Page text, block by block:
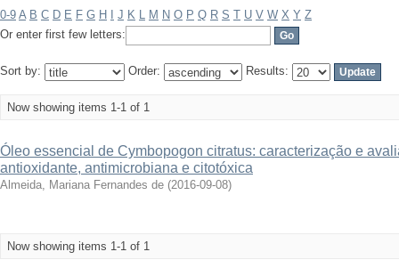
0-9 A B C D E F G H J K L M N O P Q R S T U V W X Y Z
Or enter first few letters:
Sort by: Order: Results:
Now showing items 1-1 of 1
Óleo essencial de Cymbopogon citratus: caracterização e
antioxidante, antimicrobiana e citotóxica
Almeida, Mariana Fernandes de (2016-09-08)
Now showing items 1-1 of 1